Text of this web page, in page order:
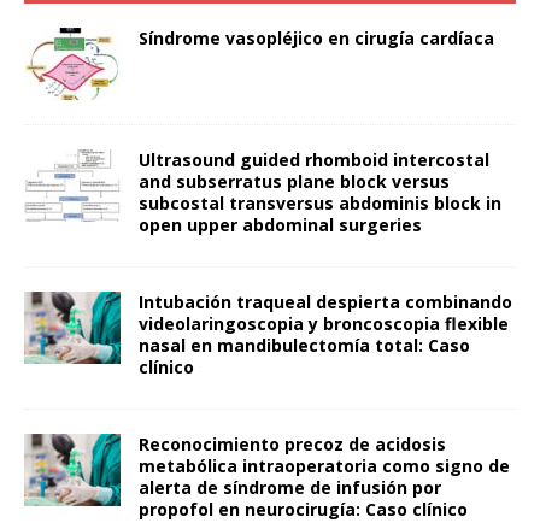
Síndrome vasopléjico en cirugía cardíaca
Ultrasound guided rhomboid intercostal
and subserratus plane block versus
subcostal transversus abdominis block in
open upper abdominal surgeries
Intubación traqueal despierta combinando
videolaringoscopia y broncoscopia flexible
nasal en mandibulectomía total: Caso
clínico
Reconocimiento precoz de acidosis
metabólica intraoperatoria como signo de
alerta de síndrome de infusión por
propofol en neurocirugía: Caso clínico